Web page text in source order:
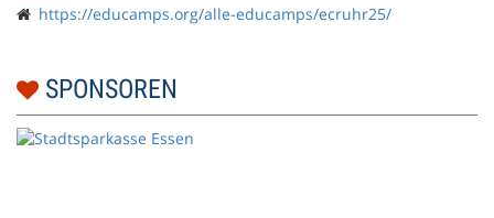
https://educamps.org/alle-educamps/ecruhr25/
SPONSOREN